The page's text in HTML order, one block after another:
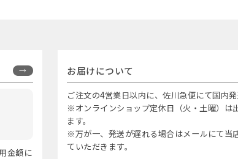
金額に
お届けについて
ご注文の4営業日以内に、佐川急便にて国内発
※オンラインショップ定休日（火・土曜）は
ます。
※万が一、発送が遅れる場合はメールにて当
ていただきます。